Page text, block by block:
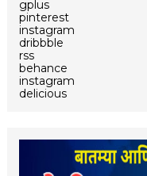
gplus
pinterest
instagram
dribbble
rss
behance
instagram
delicious